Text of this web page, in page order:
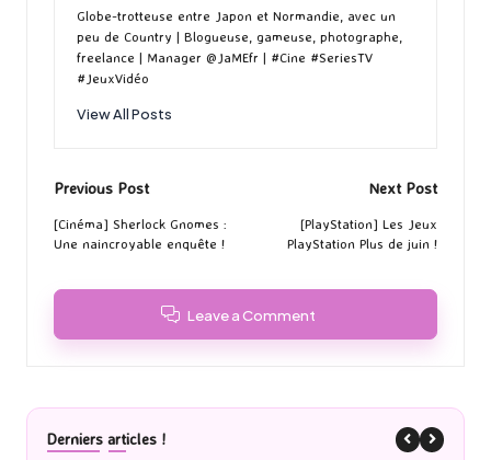
Globe-trotteuse entre Japon et Normandie, avec un
peu de Country | Blogueuse, gameuse, photographe,
freelance | Manager @JaMEfr | #Cine #SeriesTV
#JeuxVidéo
View All Posts
Post
navigation
Previous Post
[Cinéma] Sherlock Gnomes :
Une naincroyable enquête !
Next Post
[PlayStation] Les Jeux
PlayStation Plus de juin !
Leave a Comment
Derniers articles !